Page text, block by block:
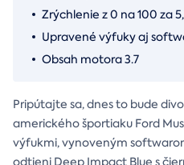
Zrýchlenie z 0 na 100 za
Upravené výfuky aj
Obsah motora 3.7
Pripútajte sa, dnes to bude
amerického športiaku Ford
výfukmi, vynoveným
odtieni Deep Impact Blue s